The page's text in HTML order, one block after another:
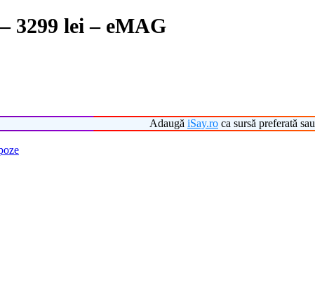
– 3299 lei – eMAG
Adaugă iSay.ro ca sursă preferată sau